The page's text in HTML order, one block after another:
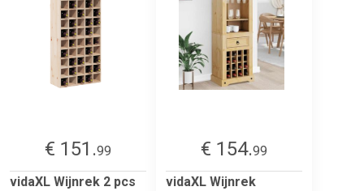
€ 151.99
vidaXL Wijnrek 2 pcs
€ 154.99
vidaXL Wijnrek